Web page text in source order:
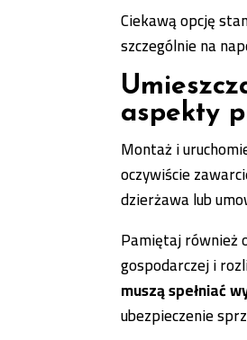
Ciekawą opcję
szczególnie na
aspekty
Montaż i
oczywiście
dzierżawa lub
Pamiętaj również
gospodarczej i
muszą spełniać
ubezpieczenie